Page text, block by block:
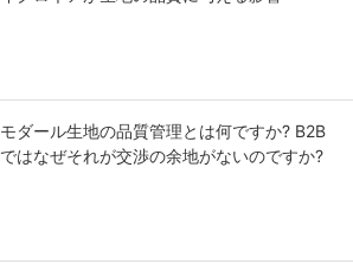
モダール生地の品質管理とは何ですか? B2B
ではなぜそれが交渉の余地がないのですか?